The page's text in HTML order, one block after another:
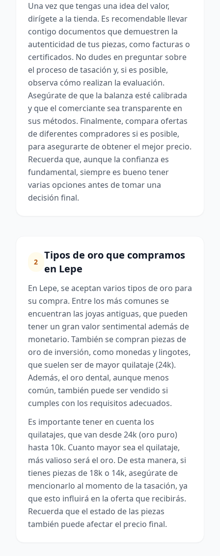
Una vez que tengas una idea del valor,
dirígete a la tienda. Es recomendable llevar
contigo documentos que demuestren la
autenticidad de tus piezas, como facturas o
certificados. No dudes en preguntar sobre
el proceso de tasación y, si es posible,
observa cómo realizan la evaluación.
Asegúrate de que la balanza esté calibrada
y que el comerciante sea transparente en
sus métodos. Finalmente, compara ofertas
de diferentes compradores si es posible,
para asegurarte de obtener el mejor precio.
Recuerda que, aunque la confianza es
fundamental, siempre es bueno tener
varias opciones antes de tomar una
decisión final.
2
Tipos de oro que compramos
en Lepe
En Lepe, se aceptan varios tipos de oro para
su compra. Entre los más comunes se
encuentran las joyas antiguas, que pueden
tener un gran valor sentimental además de
monetario. También se compran piezas de
oro de inversión, como monedas y lingotes,
que suelen ser de mayor quilataje (24k).
Además, el oro dental, aunque menos
común, también puede ser vendido si
cumples con los requisitos adecuados.
Es importante tener en cuenta los
quilatajes, que van desde 24k (oro puro)
hasta 10k. Cuanto mayor sea el quilataje,
más valioso será el oro. De esta manera, si
tienes piezas de 18k o 14k, asegúrate de
mencionarlo al momento de la tasación, ya
que esto influirá en la oferta que recibirás.
Recuerda que el estado de las piezas
también puede afectar el precio final.